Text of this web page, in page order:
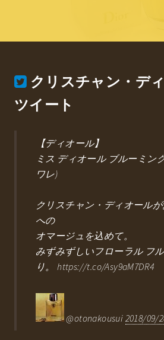
クリスチャン・デ
ツイート
【ディオール】
ミス ディオール ブルーミン
ワレ)
クリスチャン・ディオール
への
オマージュを込めて。
みずみずしいフローラル フ
り。 https://t.co/Asy9aM7DR4
@otonakousui 2018/09/